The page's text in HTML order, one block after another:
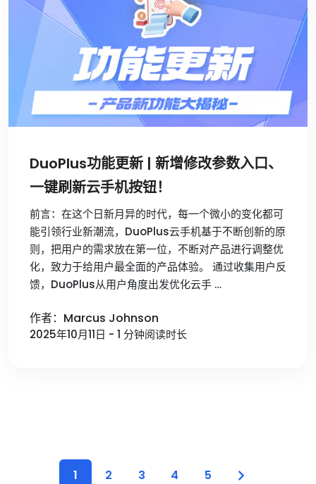
DuoPlus功能更新 | 新增修改参数入口、
一键刷新云手机按钮！
前言：在这个日新月异的时代，每一个微小的变化都可
能引领行业新潮流，DuoPlus云手机基于不断创新的原
则，把用户的需求放在第一位，不断对产品进行调整优
化，致力于给用户最全面的产品体验。 通过收集用户反
馈，DuoPlus从用户角度出发优化云手 …
作者：Marcus Johnson
2025年10月11日 - 1 分钟阅读时长
1 2 3 4 5